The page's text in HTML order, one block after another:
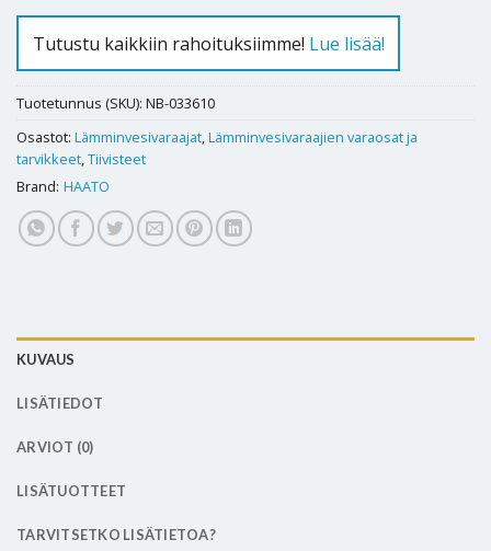
Tutustu kaikkiin rahoituksiimme! Lue lisää!
Tuotetunnus (SKU): NB-033610
Osastot: Lämminvesivaraajat Lämminvesivaraajien varaosat ja
tarvikkeet Tiivisteet
Brand: HAATO
KUVAUS
LISÄTIEDOT
ARVIOT (0)
LISÄTUOTTEET
TARVITSETKO LISÄTIETOA?